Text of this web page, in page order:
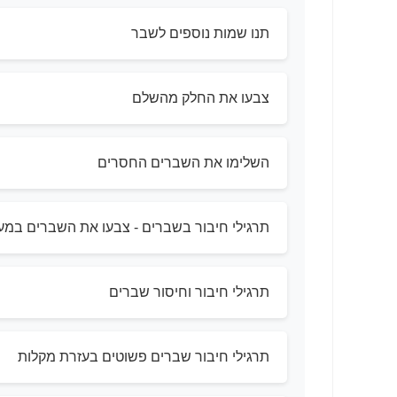
תנו שמות נוספים לשבר
צבעו את החלק מהשלם
השלימו את השברים החסרים
תרגילי חיבור בשברים - צבעו את השברים
תרגילי חיבור וחיסור שברים
תרגילי חיבור שברים פשוטים בעזרת מקלות